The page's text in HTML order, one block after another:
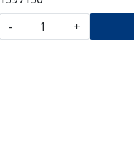
-
+